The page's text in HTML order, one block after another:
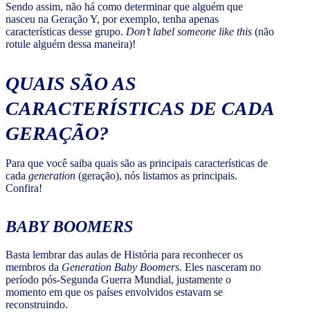
Sendo assim, não há como determinar que alguém que
nasceu na Geração Y, por exemplo, tenha apenas
características desse grupo. Don’t label someone like this (não
rotule alguém dessa maneira)!
QUAIS SÃO AS
CARACTERÍSTICAS DE CADA
GERAÇÃO?
Para que você saiba quais são as principais características de
cada generation (geração), nós listamos as principais.
Confira!
BABY BOOMERS
Basta lembrar das aulas de História para reconhecer os
membros da Generation Baby Boomers. Eles nasceram no
período pós-Segunda Guerra Mundial, justamente o
momento em que os países envolvidos estavam se
reconstruindo.